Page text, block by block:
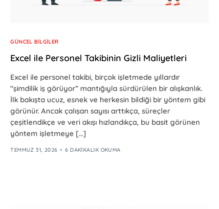
GÜNCEL BILGILER
Excel ile Personel Takibinin Gizli Maliyetleri
Excel ile personel takibi, birçok işletmede yıllardır
“şimdilik iş görüyor” mantığıyla sürdürülen bir alışkanlık.
İlk bakışta ucuz, esnek ve herkesin bildiği bir yöntem gibi
görünür. Ancak çalışan sayısı arttıkça, süreçler
çeşitlendikçe ve veri akışı hızlandıkça, bu basit görünen
yöntem işletmeye […]
TEMMUZ 31, 2026 6 DAKIKALIK OKUMA